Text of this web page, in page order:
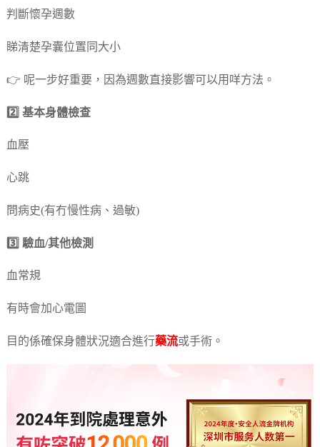
判斷懷孕週數
睇清楚孕囊位置同大小
👉 呢一步好重要，因為週數直接影響可以用咩方法。
2️⃣ 基本身體檢查
血壓
心跳
問病史(有冇慢性病、過敏)
3️⃣ 驗血/其他檢測
血常規
有時會加心電圖
目的係確保身體狀況適合進行藥流或手術。